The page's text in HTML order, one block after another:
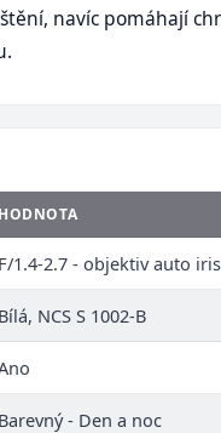
navíc pomáhají
HODNOTA
F/1.4-2.7 - objektiv auto
Bílá, NCS S 1002-B
Barevný - Den a noc